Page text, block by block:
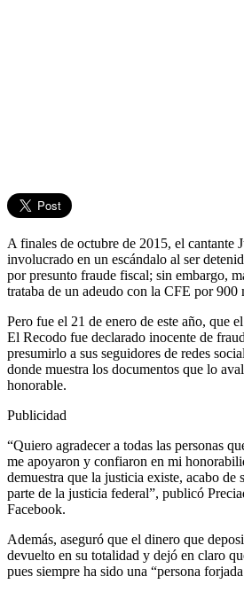
A finales de octubre de 2015, el cantante
involucrado en un escándalo al ser
por presunto fraude fiscal; sin embargo,
trataba de un adeudo con la CFE por 900
Pero fue el 21 de enero de este año, que
El Recodo fue declarado inocente de
presumirlo a sus seguidores de redes
donde muestra los documentos que lo
honorable.
Publicidad
“Quiero agradecer a todas las personas
me apoyaron y confiaron en mi
demuestra que la justicia existe, acabo de
parte de la justicia federal”, publicó
Facebook.
Además, aseguró que el dinero que
devuelto en su totalidad y dejó en claro
pues siempre ha sido una “persona